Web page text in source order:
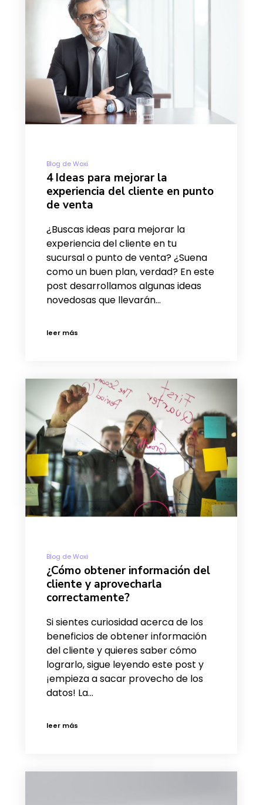
Blog de Woxi
4 Ideas para mejorar la
experiencia del cliente en punto
de venta
¿Buscas ideas para mejorar la
experiencia del cliente en tu
sucursal o punto de venta? ¿Suena
como un buen plan, verdad? En este
post desarrollamos algunas ideas
novedosas que llevarán…
leer más
Blog de Woxi
¿Cómo obtener información del
cliente y aprovecharla
correctamente?
Si sientes curiosidad acerca de los
beneficios de obtener información
del cliente y quieres saber cómo
lograrlo, sigue leyendo este post y
¡empieza a sacar provecho de los
datos! La…
leer más